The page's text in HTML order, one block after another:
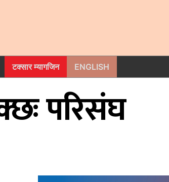
टक्सार म्यागजिन ENGLISH
परिसंघ